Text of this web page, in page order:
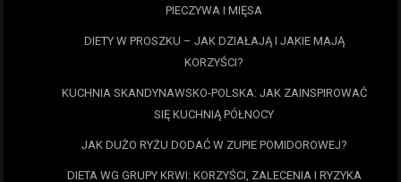
PIECZYWA I MIĘSA
DIETY W PROSZKU – JAK DZIAŁAJĄ I JAKIE MAJĄ
KORZYŚCI?
KUCHNIA SKANDYNAWSKO-POLSKA: JAK ZAINSPIROWAĆ
SIĘ KUCHNIĄ PÓŁNOCY
JAK DUŻO RYŻU DODAĆ W ZUPIE POMIDOROWEJ?
DIETA WG GRUPY KRWI: KORZYŚCI, ZALECENIA I RYZYKA